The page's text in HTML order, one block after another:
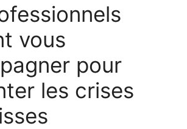
vous
pour
les crises